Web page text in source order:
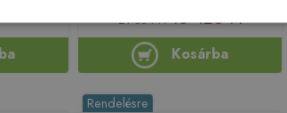
21 564 Ft 18 420 Ft
Kosárba
Rendelésre